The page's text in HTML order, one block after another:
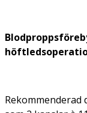
Rekommenderad